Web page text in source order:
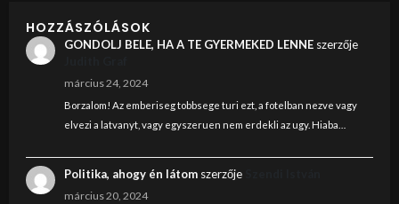
HOZZÁSZÓLÁSOK
GONDOLJ BELE, HA A TE GYERMEKED LENNEszerzője
március 24, 2024
Borzalom! Az emberiseg tobbsege turi ezt, a fotelban nezve vagy
elvezi a latvanyt, vagy egyszeruen nem erdekli az ugy. Hiaba…
Politika, ahogy én látomszerzője
március 20, 2024